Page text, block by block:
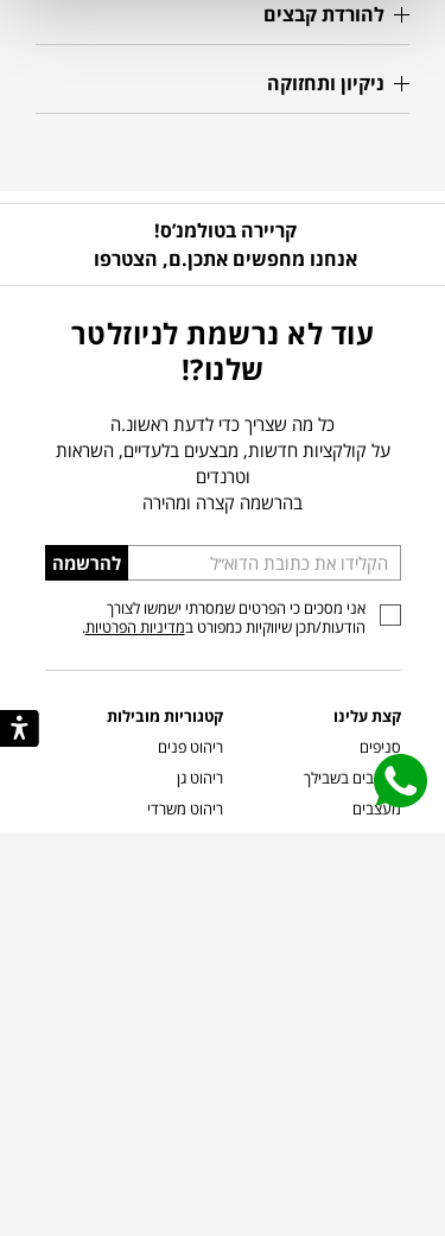
להורדת קבצים
ניקיון ותחזוקה
קריירה בטולמנ’ס!
אנחנו מחפשים אתכן.ם, הצטרפו
עוד לא נרשמת לניוזלטר
שלנו?!
כל מה שצריך כדי לדעת ראשונ.ה
על קולקציות חדשות, מבצעים בלעדיים, השראות
וטרנדים
בהרשמה קצרה ומהירה
הכניסו
כתובת
דוא”ל
להרשמה
אני מסכים כי הפרטים שמסרתי ישמשו לצורך
הודעות/תכן שיווקיות כמפורט במדיניות הפרטיות.
קצת עלינו
סניפים
מעצבים בשבילך
מעצבים
קטגוריות מובילות
ריהוט פנים
ריהוט גן
ריהוט משרדי